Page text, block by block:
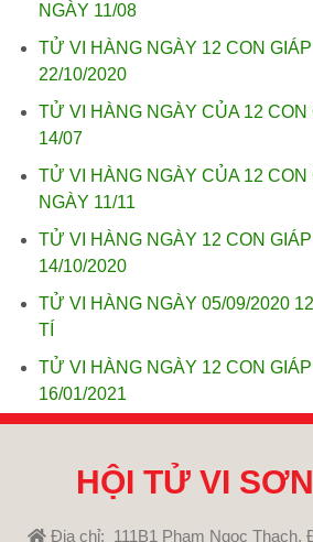
NGÀY 11/08
TỬ VI HÀNG NGÀY 12 CON
22/10/2020
TỬ VI HÀNG NGÀY CỦA 12 CON
14/07
TỬ VI HÀNG NGÀY CỦA 12 CON
NGÀY 11/11
TỬ VI HÀNG NGÀY 12 CON
14/10/2020
TỬ VI HÀNG NGÀY 05/09/2020
TÍ
TỬ VI HÀNG NGÀY 12 CON
16/01/2021
HỘI TỬ VI
Địa chỉ: 111B1 Phạm Ngọc Thạch,